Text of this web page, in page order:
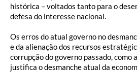
histórica – voltados tanto para o
defesa do interesse nacional.
Os erros do atual governo no
e da alienação dos recursos
corrupção do governo passado, como
justifica o desmanche atual da